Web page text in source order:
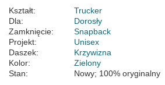
Kształt:
Trucker
Dla:
Dorosły
Zamknięcie:
Snapback
Projekt:
Unisex
Daszek:
Krzywizna
Kolor:
Zielony
Stan:
Nowy; 100% oryginalny